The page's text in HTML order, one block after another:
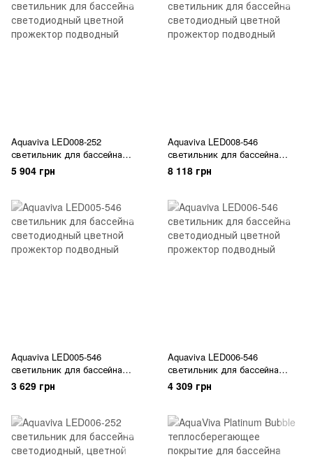
Aquaviva LED008-252
светильник для бассейна
светодиодный цветной
прожектор подводный
5 904 грн
Aquaviva LED008-546
светильник для бассейна
светодиодный цветной
прожектор подводный
8 118 грн
Aquaviva LED005-546
светильник для бассейна
светодиодный цветной
прожектор подводный
3 629 грн
Aquaviva LED006-546
светильник для бассейна
светодиодный цветной
прожектор подводный
4 309 грн